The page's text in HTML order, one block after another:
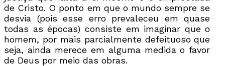
de Cristo. O ponto em que o mundo sempre se
desvia (pois esse erro prevaleceu em quase
todas as épocas) consiste em imaginar que o
homem, por mais parcialmente defeituoso que
seja, ainda merece em alguma medida o favor
de Deus por meio das obras.